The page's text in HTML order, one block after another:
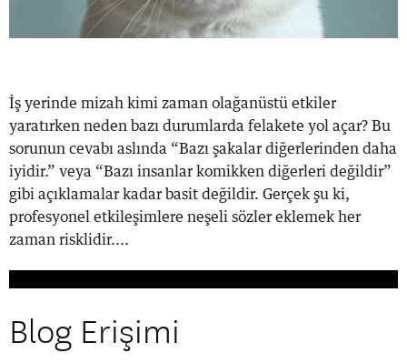
İş yerinde mizah kimi zaman olağanüstü etkiler
yaratırken neden bazı durumlarda felakete yol açar? Bu
sorunun cevabı aslında “Bazı şakalar diğerlerinden daha
iyidir.” veya “Bazı insanlar komikken diğerleri değildir”
gibi açıklamalar kadar basit değildir. Gerçek şu ki,
profesyonel etkileşimlere neşeli sözler eklemek her
zaman risklidir....
Blog Erişimi